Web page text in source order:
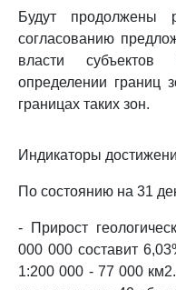
Будут продолжены
согласованию
власти субъектов
определении границ
границах таких зон.
Индикаторы
По состоянию на 31
- Прирост
000 000 составит
1:200 000 - 77 000